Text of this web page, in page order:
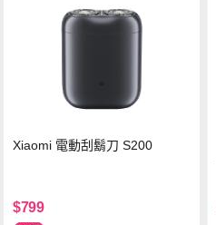
Xiaomi 電動刮鬍刀 S200
$799